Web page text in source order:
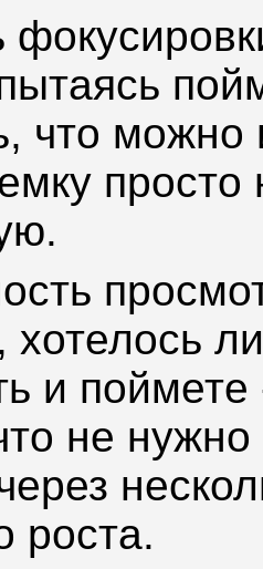
что можно
и
не
роста.